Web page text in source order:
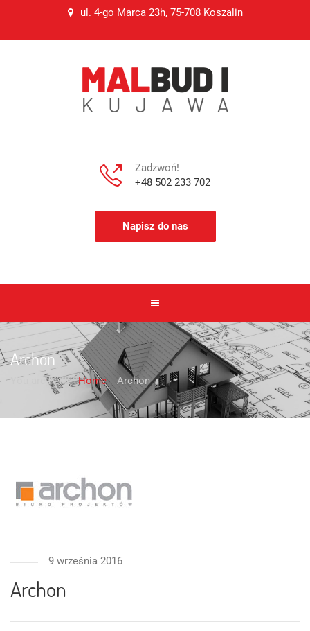
ul. 4-go Marca 23h, 75-708 Koszalin
Zadzwoń!
+48 502 233 702
Napisz do nas
Archon
You are here: Home Archon
9 września 2016
Archon